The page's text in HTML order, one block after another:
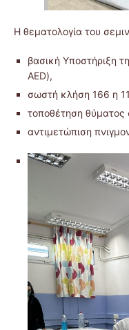
Η θεματολογία του
βασική Υποστήριξη
AED),
σωστή κλήση 166 η
τοποθέτηση θύματος
αντιμετώπιση